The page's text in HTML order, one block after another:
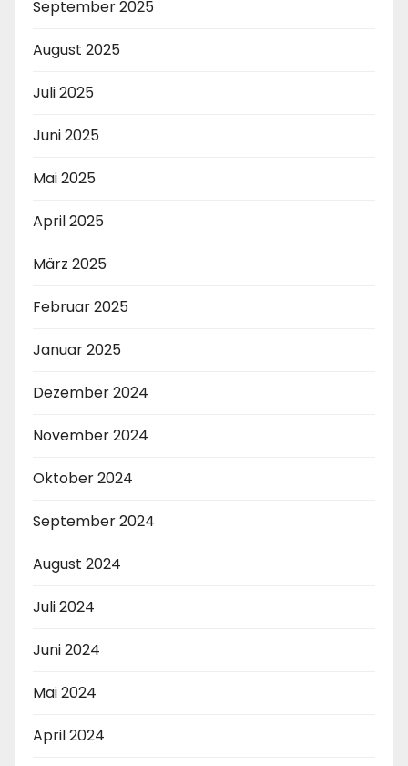
September 2025
August 2025
Juli 2025
Juni 2025
Mai 2025
April 2025
März 2025
Februar 2025
Januar 2025
Dezember 2024
November 2024
Oktober 2024
September 2024
August 2024
Juli 2024
Juni 2024
Mai 2024
April 2024